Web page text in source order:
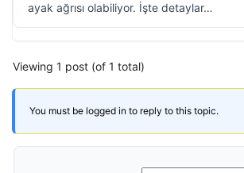
ayak ağrısı olabiliyor. İşte detaylar…
Viewing 1 post (of 1 total)
You must be logged in to reply to this topic.